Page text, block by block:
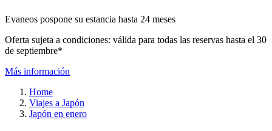
Evaneos pospone su estancia hasta 24 meses
Oferta sujeta a condiciones: válida para todas las reservas hasta el 30
de septiembre*
Más información
Home
Viajes a Japón
Japón en enero